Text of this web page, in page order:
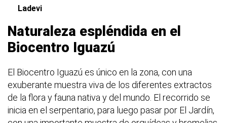
Ladevi
Naturaleza espléndida en el
Biocentro Iguazú
El Biocentro Iguazú es único en la zona, con una
exuberante muestra viva de los diferentes extractos
de la flora y fauna nativa y del mundo. El recorrido se
inicia en el serpentario, para luego pasar por El Jardín,